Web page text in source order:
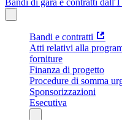
Bandi e contratti
Atti relativi alla
forniture
Finanza di progetto
Procedure di somma
Sponsorizzazioni
Esecutiva